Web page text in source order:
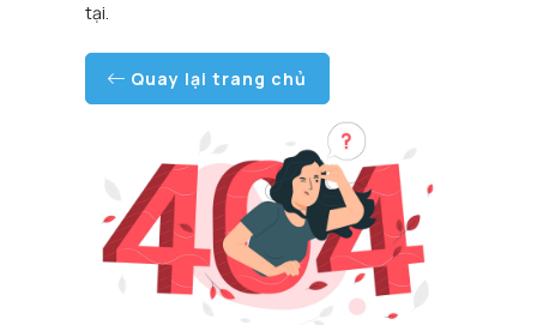
tại.
Quay lại trang chủ